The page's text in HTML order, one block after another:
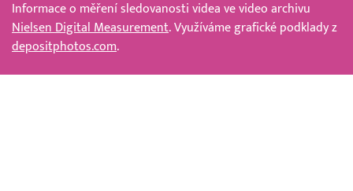
Informace o měření sledovanosti videa ve video archivu
Nielsen Digital Measurement. Využíváme grafické podklady z
depositphotos.com.